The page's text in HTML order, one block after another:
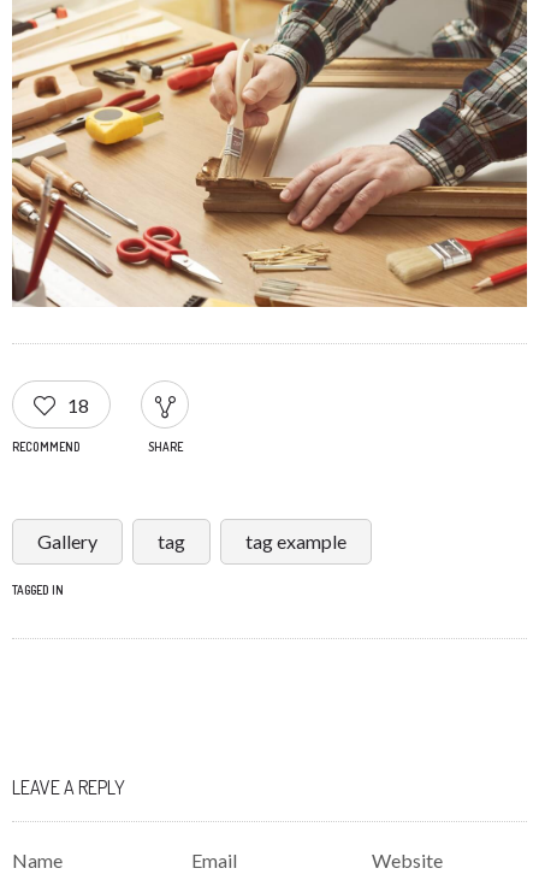
18
RECOMMEND SHARE
Gallery tag tag example
TAGGED IN
LEAVE A REPLY
Name Email Website